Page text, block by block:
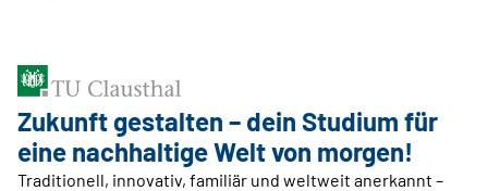
Zukunft gestalten – dein Studium für
eine nachhaltige Welt von morgen!
Traditionell, innovativ, familiär und weltweit anerkannt –